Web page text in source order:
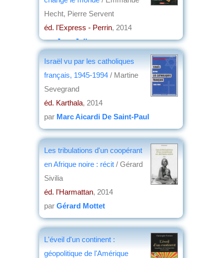
Hecht, Pierre Servent
éd. l'Express - Perrin, 2014
parJean Jolly
Israël vu par les catholiques
français, 1945-1994 / Martine
Sevegrand
éd. Karthala, 2014
par Marc Aicardi De Saint-Paul
Les tribulations d'un coopérant
en Afrique noire : récit / Gérard
Sivilia
éd. l'Harmattan, 2014
par Gérard Mottet
L'éveil d'un continent :
géopolitique de l'Amérique